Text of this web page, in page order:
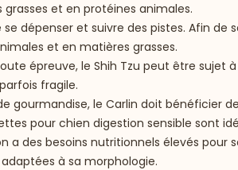
et en protéines animales.
dépenser et suivre des pistes. Afin
et en matières grasses.
épreuve, le Shih Tzu peut être sujet
fragile.
gourmandise, le Carlin doit bénéficier
pour chien digestion sensible sont
a des besoins nutritionnels élevés
à sa morphologie.